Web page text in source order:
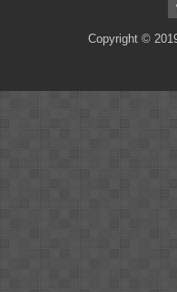
Copyright ©